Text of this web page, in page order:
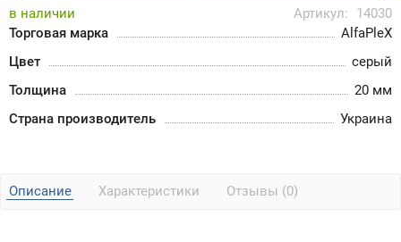
в наличии Артикул:
14030
Торговая марка
AlfaPleX
Цвет
серый
Толщина
20 мм
Страна производитель
Украина
Описание Характеристики Отзывы (0)